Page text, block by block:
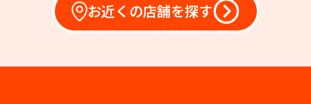
お近くの店舗を探す